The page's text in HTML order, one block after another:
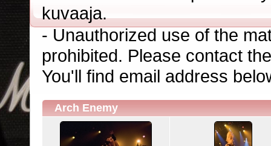
kuvaaja.
- Unauthorized use of the
prohibited. Please contact
You'll find email address
Arch Enemy